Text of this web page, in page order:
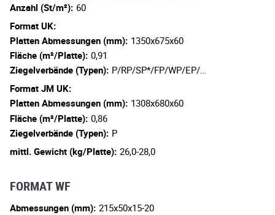
Anzahl (St/m²): 60
Format UK:
Platten Abmessungen (mm): 1350x675x60
Fläche (m²/Platte): 0,91
Ziegelverbände (Typen): P/RP/SP*/FP/WP/EP/…
Format JM UK:
Platten Abmessungen (mm): 1308x680x60
Fläche (m²/Platte): 0,86
Ziegelverbände (Typen): P
mittl. Gewicht (kg/Platte): 26,0-28,0
FORMAT WF
Abmessungen (mm): 215x50x15-20